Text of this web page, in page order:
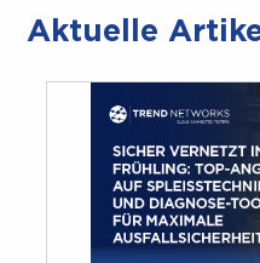
Aktuelle